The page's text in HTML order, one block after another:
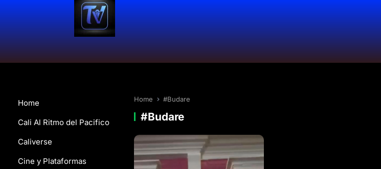
Home
Cali Al Ritmo del Pacifico
Caliverse
Cine y Plataformas
Home #Budare
#Budare